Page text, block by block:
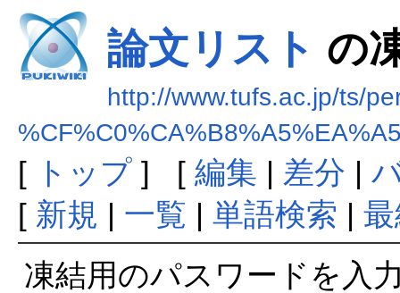
論文リスト の
http://www.tufs.ac.jp/ts/
[ トップ] [ 編集 | 差分 |
[ 新規 | 一覧 | 単語検索 |
凍結用のパスワードを入